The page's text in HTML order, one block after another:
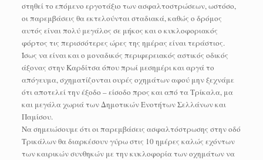
στηθεί το επόμενο εργοτάξιο των ασφαλτοστρώσεων, ωστόσο,
οι παρεμβάσεις θα εκτελούνται σταδιακά, καθώς ο δρόμος
αυτός είναι πολύ μεγάλος σε μήκος και ο κυκλοφοριακός
φόρτος τις περισσότερες ώρες της ημέρας είναι τεράστιος.
Ίσως να είναι και ο μοναδικός περιφερειακός αστικός οδικός
άξονας στην Καρδίτσα όπου πρωί μεσημέρι και αργά το
απόγευμα, σχηματίζονται ουρές οχημάτων αφού μην ξεχνάμε
ότι αποτελεί την έξοδο – είσοδο προς και από τα Τρίκαλα, μα
και μεγάλα χωριά των Δημοτικών Ενοτήτων Σελλάνων και
Παμίσου.
Να σημειώσουμε ότι οι παρεμβάσεις ασφαλτόστρωσης στην οδό
Τρικάλων θα διαρκέσουν γύρω στις 10 ημέρες καλώς εχόντων
των καιρικών συνθηκών με την κυκλοφορία των οχημάτων να